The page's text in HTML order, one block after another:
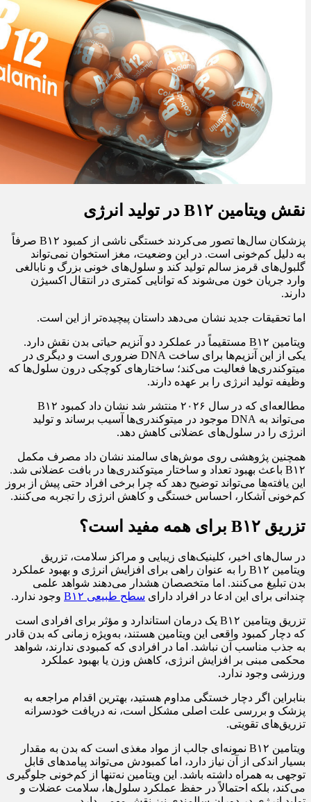
نقش ویتامین B۱۲ در تولید انرژی
پزشکان سال‌ها تصور می‌کردند خستگی ناشی از کمبود B۱۲ صرفاً
به دلیل کم‌خونی است. در این وضعیت، مغز استخوان نمی‌تواند
گلبول‌های قرمز سالم تولید کند و سلول‌های خونی بزرگ و نابالغی
وارد جریان خون می‌شوند که توانایی کمتری در انتقال اکسیژن
دارند.
اما تحقیقات جدید نشان می‌دهد داستان پیچیده‌تر از این است.
ویتامین B۱۲ مستقیماً در عملکرد دو آنزیم حیاتی بدن نقش دارد.
یکی از این آنزیم‌ها برای ساخت DNA ضروری است و دیگری در
میتوکندری‌ها فعالیت می‌کند؛ ساختارهای کوچکی درون سلول‌ها که
وظیفه تولید انرژی را بر عهده دارند.
مطالعه‌ای که در سال ۲۰۲۶ منتشر شد نشان داد کمبود B۱۲
می‌تواند به DNA موجود در میتوکندری‌ها آسیب برساند و تولید
انرژی را در سلول‌های عضلانی کاهش دهد.
همچنین پژوهشی روی موش‌های سالمند نشان داد مصرف مکمل
B۱۲ باعث بهبود تعداد و ساختار میتوکندری‌ها در بافت عضلانی شد.
این یافته‌ها می‌تواند توضیح دهد که چرا برخی افراد حتی پیش از بروز
کم‌خونی آشکار، احساس خستگی و کاهش انرژی را تجربه می‌کنند.
تزریق B۱۲ برای همه مفید است؟
در سال‌های اخیر، کلینیک‌های زیبایی و مراکز سلامت، تزریق
ویتامین B۱۲ را به عنوان راهی برای افزایش انرژی و بهبود عملکرد
بدن تبلیغ می‌کنند. اما متخصصان هشدار می‌دهند شواهد علمی
چندانی برای این ادعا در افراد دارای سطح طبیعی B۱۲ وجود ندارد.
تزریق ویتامین B۱۲ یک درمان استاندارد و مؤثر برای افرادی است
که دچار کمبود واقعی این ویتامین هستند، به‌ویژه زمانی که بدن قادر
به جذب مناسب آن نباشد. اما در افرادی که کمبودی ندارند، شواهد
محکمی مبنی بر افزایش انرژی، کاهش وزن یا بهبود عملکرد
ورزشی وجود ندارد.
بنابراین اگر دچار خستگی مداوم هستید، بهترین اقدام مراجعه به
پزشک و بررسی علت اصلی مشکل است، نه دریافت خودسرانه
تزریق‌های تقویتی.
ویتامین B۱۲ نمونه‌ای جالب از مواد مغذی است که بدن به مقدار
بسیار اندکی از آن نیاز دارد، اما کمبودش می‌تواند پیامدهای قابل
توجهی به همراه داشته باشد. این ویتامین نه‌تنها از کم‌خونی جلوگیری
می‌کند، بلکه احتمالاً در حفظ عملکرد سلول‌ها، سلامت عضلات و